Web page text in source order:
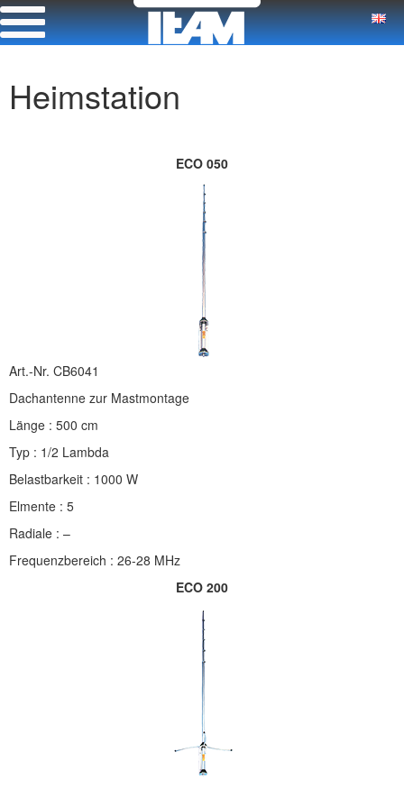
Heimstation
ECO 050
Art.-Nr. CB6041
Dachantenne zur Mastmontage
Länge : 500 cm
Typ : 1/2 Lambda
Belastbarkeit : 1000 W
Elmente : 5
Radiale : –
Frequenzbereich : 26-28 MHz
ECO 200